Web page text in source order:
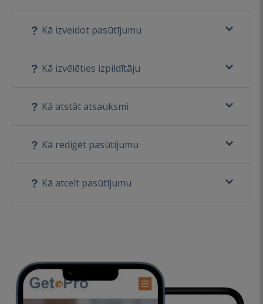
Kā izveidot pasūtījumu
Kā izvēlēties izpildītāju
Kā atstāt atsauksmi
Kā rediģēt pasūtījumu
Kā atcelt pasūtījumu